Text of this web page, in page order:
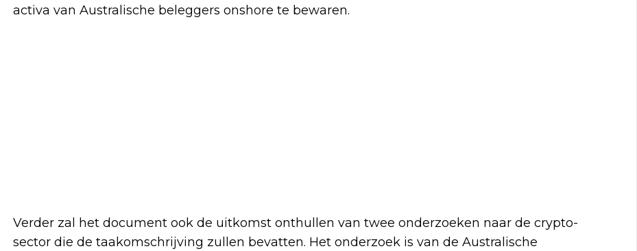
activa van Australische beleggers onshore te bewaren.
Verder zal het document ook de uitkomst onthullen van twee onderzoeken naar de crypto-
sector die de taakomschrijving zullen bevatten. Het onderzoek is van de Australische